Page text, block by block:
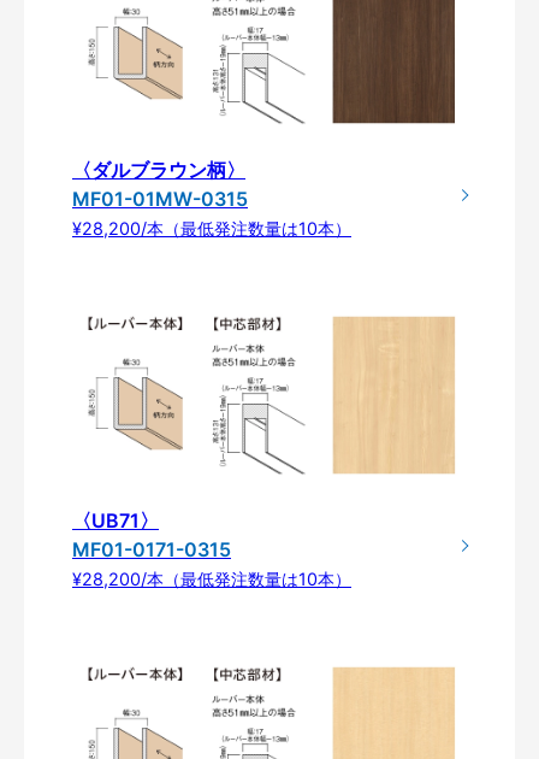
〈ダルブラウン柄〉
MF01-01MW-0315
¥28,200/本（最低発注数量は10本）
〈UB71〉
MF01-0171-0315
¥28,200/本（最低発注数量は10本）